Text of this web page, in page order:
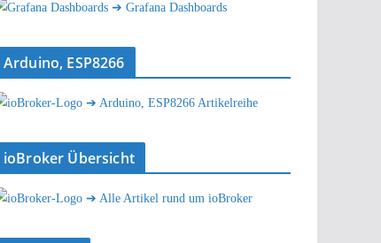
➔ Grafana Dashboards
Arduino, ESP8266
➔ Arduino, ESP8266 Artikelreihe
ioBroker Übersicht
➔ Alle Artikel rund um ioBroker